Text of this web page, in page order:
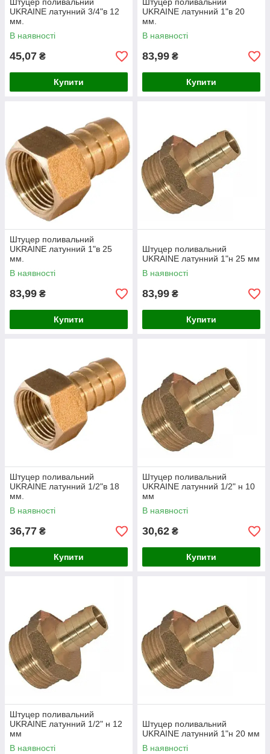
UKRAINE латунний 3/4"в 12
мм.
В наявності
45,07 ₴
Купити
UKRAINE латунний 1"в 20
мм.
В наявності
83,99 ₴
Купити
Штуцер поливальний
UKRAINE латунний 1"в 25
мм.
В наявності
83,99 ₴
Купити
Штуцер поливальний
UKRAINE латунний 1"н 25 мм
В наявності
83,99 ₴
Купити
Штуцер поливальний
UKRAINE латунний 1/2"в 18
мм.
В наявності
36,77 ₴
Купити
Штуцер поливальний
UKRAINE латунний 1/2" н 10
мм
В наявності
30,62 ₴
Купити
Штуцер поливальний
UKRAINE латунний 1/2" н 12
мм
В наявності
Штуцер поливальний
UKRAINE латунний 1"н 20 мм
В наявності